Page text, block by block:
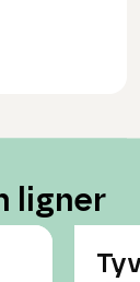
ligner